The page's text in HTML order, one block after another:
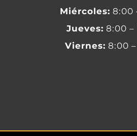
Miércoles: 8:00
Jueves: 8:00 –
Viernes: 8:00